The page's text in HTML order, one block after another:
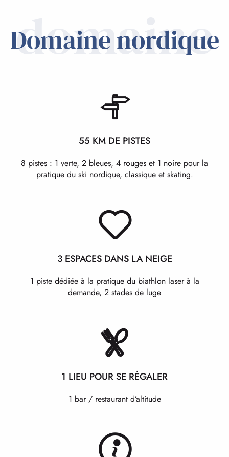
domaine
Domaine nordique
55 KM DE PISTES
8 pistes : 1 verte, 2 bleues, 4 rouges et 1 noire pour la
pratique du ski nordique, classique et skating.
3 ESPACES DANS LA NEIGE
1 piste dédiée à la pratique du biathlon laser à la
demande, 2 stades de luge
1 LIEU POUR SE RÉGALER
1 bar / restaurant d’altitude